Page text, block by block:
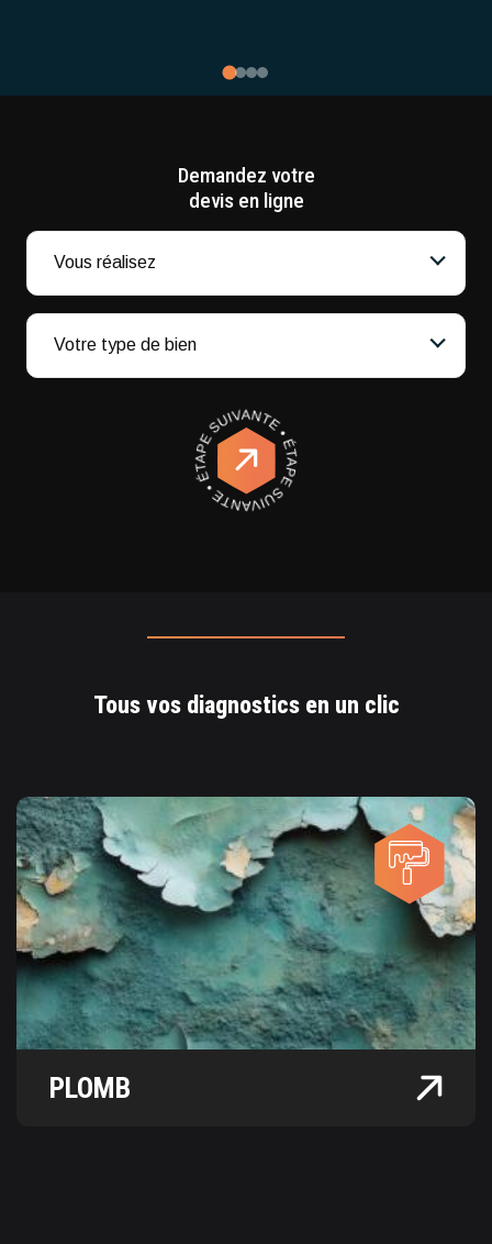
Demandez votre
devis en ligne
Vous réalisez
Votre type de bien
Tous vos diagnostics en un clic
PLOMB